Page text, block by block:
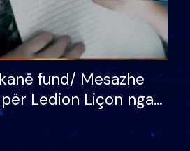
fund/ Mesazhe
Ledion Liçon nga
e tij, moderatori
lotët: Nuk meritoj…